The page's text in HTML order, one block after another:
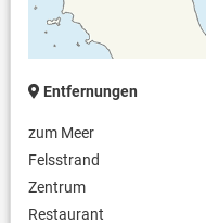
Entfernungen
zum Meer
Felsstrand
Zentrum
Restaurant